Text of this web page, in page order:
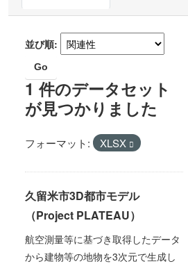
並び順
Go
1 件のデータセット
が見つかりました
フォーマット: XLSX
久留米市3D都市モデル
（Project PLATEAU）
航空測量等に基づき取得したデータ
から建物等の地物を3次元で生成し